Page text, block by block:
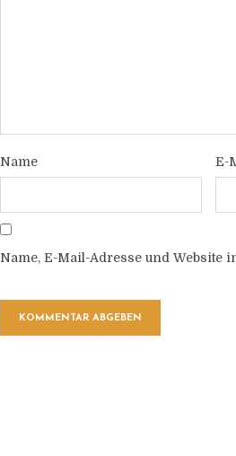
Name E-
Name, E-Mail-Adresse und